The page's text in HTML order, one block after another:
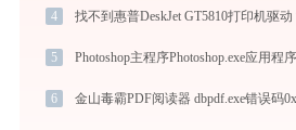
4
5
6 金山毒霸PDF阅读器 dbpdf.exe错误码